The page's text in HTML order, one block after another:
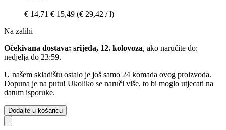
€ 14,71 € 15,49 (€ 29,42 / l)
Na zalihi
Očekivana dostava: srijeda, 12. kolovoza, ako naručite do:
nedjelja do 23:59.
U našem skladištu ostalo je još samo 24 komada ovog proizvoda.
Dopuna je na putu! Ukoliko se naruči više, to bi moglo utjecati na
datum isporuke.
Dodajte u košaricu